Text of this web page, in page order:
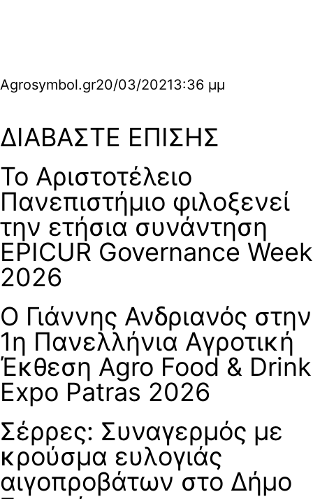
Agrosymbol.gr20/03/20213:36 μμ
ΔΙΑΒΑΣΤΕ ΕΠΙΣΗΣ
Το Αριστοτέλειο
Πανεπιστήμιο φιλοξενεί
την ετήσια συνάντηση
EPICUR Governance Week
2026
Ο Γιάννης Ανδριανός στην
1η Πανελλήνια Αγροτική
Έκθεση Agro Food & Drink
Expo Patras 2026
Σέρρες: Συναγερμός με
κρούσμα ευλογιάς
αιγοπροβάτων στο Δήμο